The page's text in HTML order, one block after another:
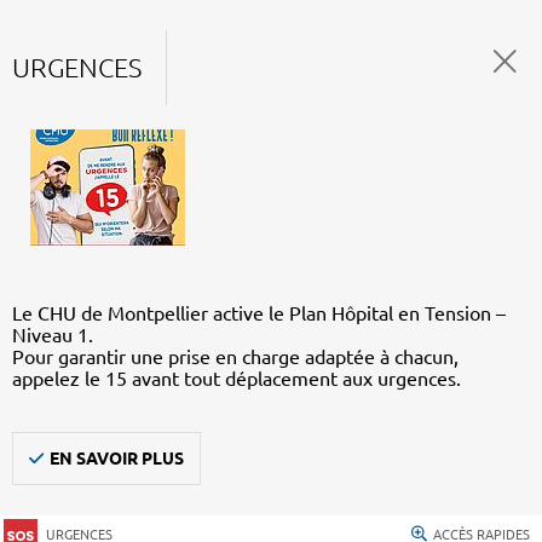
URGENCES
Le CHU de Montpellier active le Plan Hôpital en Tension –
Niveau 1.
Pour garantir une prise en charge adaptée à chacun,
appelez le 15 avant tout déplacement aux urgences.
EN SAVOIR PLUS
URGENCES ACCÈS RAPIDES